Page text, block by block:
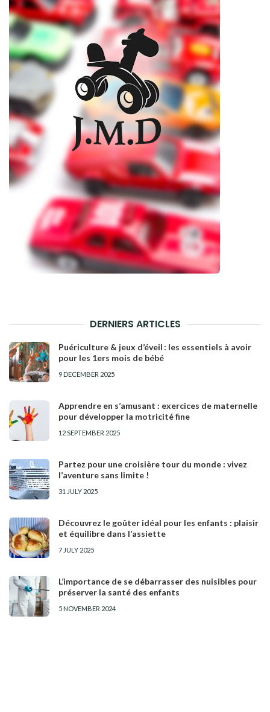
DERNIERS ARTICLES
Puériculture & jeux d’éveil : les essentiels à avoir
pour les 1ers mois de bébé
9 DECEMBER 2025
Apprendre en s’amusant : exercices de maternelle
pour développer la motricité fine
12 SEPTEMBER 2025
Partez pour une croisière tour du monde : vivez
l’aventure sans limite !
31 JULY 2025
Découvrez le goûter idéal pour les enfants : plaisir
et équilibre dans l’assiette
7 JULY 2025
L’importance de se débarrasser des nuisibles pour
préserver la santé des enfants
5 NOVEMBER 2024